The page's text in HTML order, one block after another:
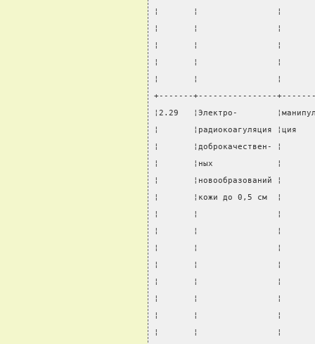
¦       ¦                ¦
¦       ¦                ¦
¦       ¦                ¦
¦       ¦                ¦
¦       ¦                ¦
+-------+----------------
¦2.29   ¦Электро-
¦       ¦радиокоагуляция ¦ция
¦       ¦доброкачествен- ¦
¦       ¦ных             ¦
¦       ¦новообразований ¦
¦       ¦кожи до 0,5 см  ¦
¦       ¦                ¦
¦       ¦                ¦
¦       ¦                ¦
¦       ¦                ¦
¦       ¦                ¦
¦       ¦                ¦
¦       ¦                ¦
¦       ¦                ¦